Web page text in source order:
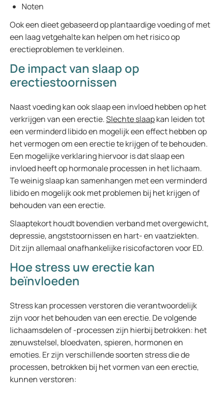
Noten
Ook een dieet gebaseerd op plantaardige voeding of met
een laag vetgehalte kan helpen om het risico op
erectieproblemen te verkleinen.
De impact van slaap op
erectiestoornissen
Naast voeding kan ook slaap een invloed hebben op het
verkrijgen van een erectie.Slechte slaapkan leiden tot
een verminderd libido en mogelijk een effect hebben op
het vermogen om een erectie te krijgen of te behouden.
Een mogelijke verklaring hiervoor is dat slaap een
invloed heeft op hormonale processen in het lichaam.
Te weinig slaap kan samenhangen met een verminderd
libido en mogelijk ook met problemen bij het krijgen of
behouden van een erectie.
Slaaptekort houdt bovendien verband met overgewicht,
depressie, angststoornissen en hart- en vaatziekten.
Dit zijn allemaal onafhankelijke risicofactoren voor ED.
Hoe stress uw erectie kan
beïnvloeden
Stress kan processen verstoren die verantwoordelijk
zijn voor het behouden van een erectie. De volgende
lichaamsdelen of -processen zijn hierbij betrokken: het
zenuwstelsel, bloedvaten, spieren, hormonen en
emoties. Er zijn verschillende soorten stress die de
processen, betrokken bij het vormen van een erectie,
kunnen verstoren: